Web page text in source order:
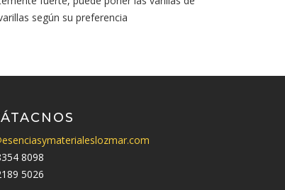
según su preferencia
8098
5026